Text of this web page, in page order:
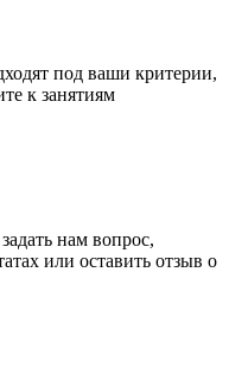
под ваши критерии,
к занятиям
нам вопрос,
или оставить отзыв о